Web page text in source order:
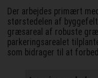
Der arbejdes primært
størstedelen af
græsareal af robuste
parkeringsarealet
som bidrager til at